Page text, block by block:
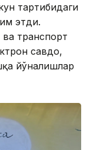
тартибидаги
этди.
транспорт
савдо,
йўналишлар